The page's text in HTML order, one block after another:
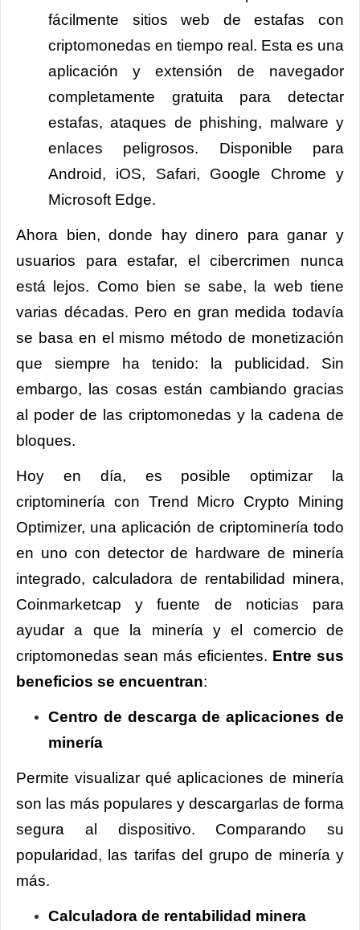
fácilmente sitios web de estafas con
criptomonedas en tiempo real. Esta es una
aplicación y extensión de navegador
completamente gratuita para detectar
estafas, ataques de phishing, malware y
enlaces peligrosos. Disponible para
Android, iOS, Safari, Google Chrome y
Microsoft Edge.
Ahora bien, donde hay dinero para ganar y
usuarios para estafar, el cibercrimen nunca
está lejos. Como bien se sabe, la web tiene
varias décadas. Pero en gran medida todavía
se basa en el mismo método de monetización
que siempre ha tenido: la publicidad. Sin
embargo, las cosas están cambiando gracias
al poder de las criptomonedas y la cadena de
bloques.
Hoy en día, es posible optimizar la
criptominería con Trend Micro Crypto Mining
Optimizer, una aplicación de criptominería todo
en uno con detector de hardware de minería
integrado, calculadora de rentabilidad minera,
Coinmarketcap y fuente de noticias para
ayudar a que la minería y el comercio de
criptomonedas sean más eficientes. Entre sus
beneficios se encuentran:
Centro de descarga de aplicaciones de
minería
Permite visualizar qué aplicaciones de minería
son las más populares y descargarlas de forma
segura al dispositivo. Comparando su
popularidad, las tarifas del grupo de minería y
más.
Calculadora de rentabilidad minera